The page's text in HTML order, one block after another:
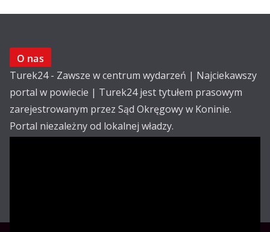
O nas
Turek24 - Zawsze w centrum wydarzeń | Najciekawszy
portal w powiecie | Turek24 jest tytułem prasowym
zarejestrowanym przez Sąd Okręgowy w Koninie.
Portal niezależny od lokalnej władzy.